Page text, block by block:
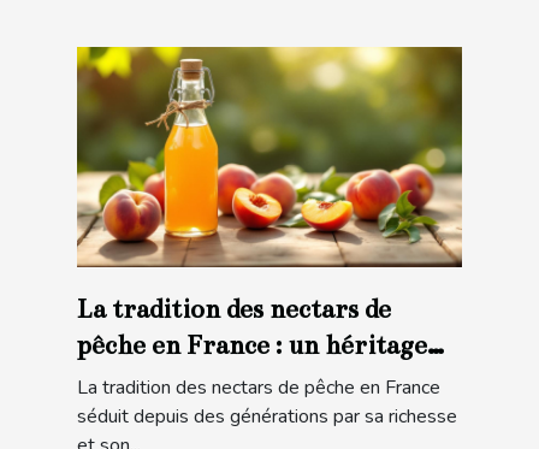
La tradition des nectars de
pêche en France : un héritage
gustatif
La tradition des nectars de pêche en France
séduit depuis des générations par sa richesse